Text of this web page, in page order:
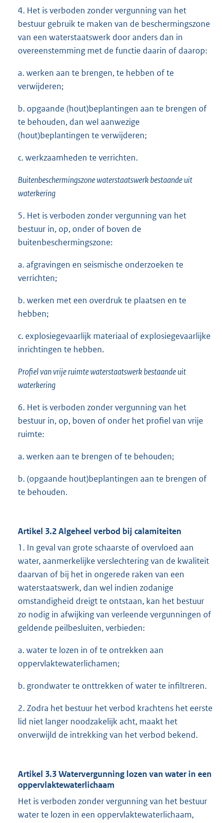
4. Het is verboden zonder vergunning van het
bestuur gebruik te maken van de beschermingszone
van een waterstaatswerk door anders dan in
overeenstemming met de functie daarin of daarop:
a. werken aan te brengen, te hebben of te
verwijderen;
b. opgaande (hout)beplantingen aan te brengen of
te behouden, dan wel aanwezige
(hout)beplantingen te verwijderen;
c. werkzaamheden te verrichten.
Buitenbeschermingszone waterstaatswerk bestaande uit
waterkering
5. Het is verboden zonder vergunning van het
bestuur in, op, onder of boven de
buitenbeschermingszone:
a. afgravingen en seismische onderzoeken te
verrichten;
b. werken met een overdruk te plaatsen en te
hebben;
c. explosiegevaarlijk materiaal of explosiegevaarlijke
inrichtingen te hebben.
Profiel van vrije ruimte waterstaatswerk bestaande uit
waterkering
6. Het is verboden zonder vergunning van het
bestuur in, op, boven of onder het profiel van vrije
ruimte:
a. werken aan te brengen of te behouden;
b. (opgaande hout)beplantingen aan te brengen of
te behouden.
Artikel 3.2 Algeheel verbod bij calamiteiten
1. In geval van grote schaarste of overvloed aan
water, aanmerkelijke verslechtering van de kwaliteit
daarvan of bij het in ongerede raken van een
waterstaatswerk, dan wel indien zodanige
omstandigheid dreigt te ontstaan, kan het bestuur
zo nodig in afwijking van verleende vergunningen of
geldende peilbesluiten, verbieden:
a. water te lozen in of te ontrekken aan
oppervlaktewaterlichamen;
b. grondwater te onttrekken of water te infiltreren.
2. Zodra het bestuur het verbod krachtens het eerste
lid niet langer noodzakelijk acht, maakt het
onverwijld de intrekking van het verbod bekend.
Artikel 3.3 Watervergunning lozen van water in een
oppervlaktewaterlichaam
Het is verboden zonder vergunning van het bestuur
water te lozen in een oppervlaktewaterlichaam,